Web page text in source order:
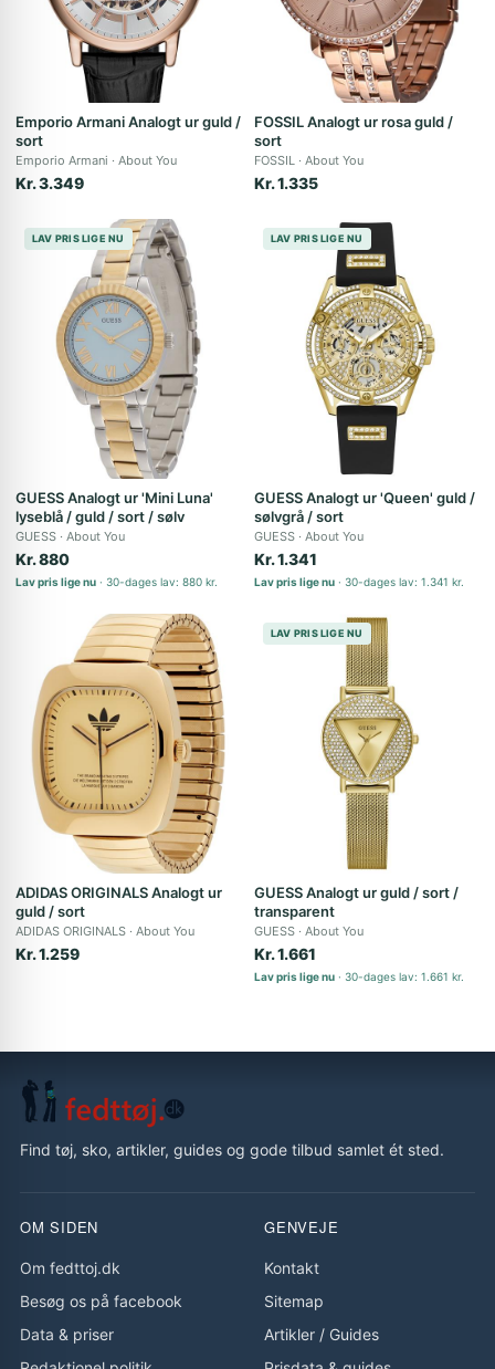
Emporio Armani Analogt ur guld /
sort
Emporio Armani About You
Kr. 3.349
FOSSIL Analogt ur rosa guld /
sort
FOSSIL About You
Kr. 1.335
LAV PRIS LIGE NU
GUESS Analogt ur 'Mini Luna'
lyseblå / guld / sort / sølv
GUESS About You
Kr. 880
Lav pris lige nu 30-dages lav: 880 kr.
LAV PRIS LIGE NU
GUESS Analogt ur 'Queen' guld /
sølvgrå / sort
GUESS About You
Kr. 1.341
Lav pris lige nu 30-dages lav: 1.341 kr.
ADIDAS ORIGINALS Analogt ur
guld / sort
ADIDAS ORIGINALS About You
Kr. 1.259
LAV PRIS LIGE NU
GUESS Analogt ur guld / sort /
transparent
GUESS About You
Kr. 1.661
Lav pris lige nu 30-dages lav: 1.661 kr.
Find tøj, sko, artikler, guides og gode tilbud samlet ét sted.
OM SIDEN
Om fedttoj.dk
Besøg os på facebook
Data & priser
GENVEJE
Kontakt
Sitemap
Artikler / Guides